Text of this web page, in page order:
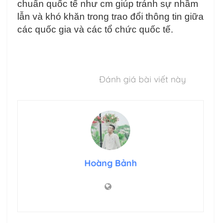
chuẩn quốc tế như cm giúp tránh sự nhầm
lẫn và khó khăn trong trao đổi thông tin giữa
các quốc gia và các tổ chức quốc tế.
Đánh giá bài viết này
Hoàng Bảnh